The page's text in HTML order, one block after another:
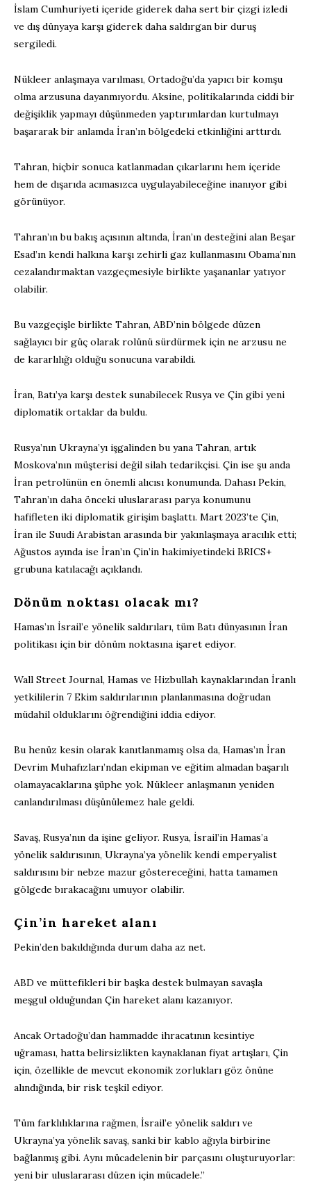
İslam Cumhuriyeti içeride giderek daha sert bir çizgi izledi
ve dış dünyaya karşı giderek daha saldırgan bir duruş
sergiledi.
Nükleer anlaşmaya varılması, Ortadoğu’da yapıcı bir komşu
olma arzusuna dayanmıyordu. Aksine, politikalarında ciddi bir
değişiklik yapmayı düşünmeden yaptırımlardan kurtulmayı
başararak bir anlamda İran’ın bölgedeki etkinliğini arttırdı.
Tahran, hiçbir sonuca katlanmadan çıkarlarını hem içeride
hem de dışarıda acımasızca uygulayabileceğine inanıyor gibi
görünüyor.
Tahran’ın bu bakış açısının altında, İran’ın desteğini alan Beşar
Esad’ın kendi halkına karşı zehirli gaz kullanmasını Obama’nın
cezalandırmaktan vazgeçmesiyle birlikte yaşananlar yatıyor
olabilir.
Bu vazgeçişle birlikte Tahran, ABD’nin bölgede düzen
sağlayıcı bir güç olarak rolünü sürdürmek için ne arzusu ne
de kararlılığı olduğu sonucuna varabildi.
İran, Batı’ya karşı destek sunabilecek Rusya ve Çin gibi yeni
diplomatik ortaklar da buldu.
Rusya’nın Ukrayna’yı işgalinden bu yana Tahran, artık
Moskova’nın müşterisi değil silah tedarikçisi. Çin ise şu anda
İran petrolünün en önemli alıcısı konumunda. Dahası Pekin,
Tahran’ın daha önceki uluslararası parya konumunu
hafifleten iki diplomatik girişim başlattı. Mart 2023’te Çin,
İran ile Suudi Arabistan arasında bir yakınlaşmaya aracılık etti;
Ağustos ayında ise İran’ın Çin’in hakimiyetindeki BRICS+
grubuna katılacağı açıklandı.
Dönüm noktası olacak mı?
Hamas’ın İsrail’e yönelik saldırıları, tüm Batı dünyasının İran
politikası için bir dönüm noktasına işaret ediyor.
Wall Street Journal, Hamas ve Hizbullah kaynaklarından İranlı
yetkililerin 7 Ekim saldırılarının planlanmasına doğrudan
müdahil olduklarını öğrendiğini iddia ediyor.
Bu henüz kesin olarak kanıtlanmamış olsa da, Hamas’ın İran
Devrim Muhafızları’ndan ekipman ve eğitim almadan başarılı
olamayacaklarına şüphe yok. Nükleer anlaşmanın yeniden
canlandırılması düşünülemez hale geldi.
Savaş, Rusya’nın da işine geliyor. Rusya, İsrail’in Hamas’a
yönelik saldırısının, Ukrayna’ya yönelik kendi emperyalist
saldırısını bir nebze mazur göstereceğini, hatta tamamen
gölgede bırakacağını umuyor olabilir.
Çin’in hareket alanı
Pekin’den bakıldığında durum daha az net.
ABD ve müttefikleri bir başka destek bulmayan savaşla
meşgul olduğundan Çin hareket alanı kazanıyor.
Ancak Ortadoğu’dan hammadde ihracatının kesintiye
uğraması, hatta belirsizlikten kaynaklanan fiyat artışları, Çin
için, özellikle de mevcut ekonomik zorlukları göz önüne
alındığında, bir risk teşkil ediyor.
Tüm farklılıklarına rağmen, İsrail’e yönelik saldırı ve
Ukrayna’ya yönelik savaş, sanki bir kablo ağıyla birbirine
bağlanmış gibi. Aynı mücadelenin bir parçasını oluşturuyorlar:
yeni bir uluslararası düzen için mücadele.”